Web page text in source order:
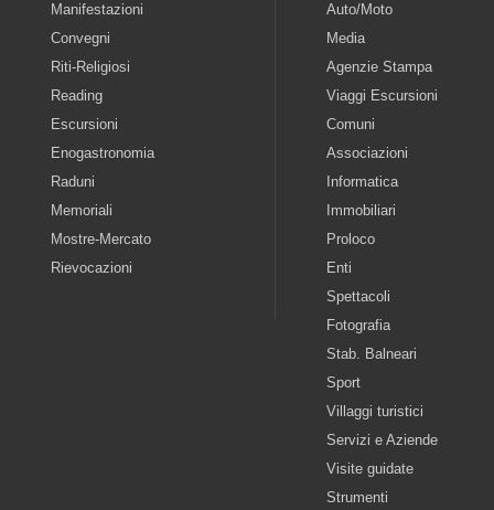
Manifestazioni
Convegni
Riti-Religiosi
Reading
Escursioni
Enogastronomia
Raduni
Memoriali
Mostre-Mercato
Rievocazioni
Auto/Moto
Media
Agenzie Stampa
Viaggi Escursioni
Comuni
Associazioni
Informatica
Immobiliari
Proloco
Enti
Spettacoli
Fotografia
Stab. Balneari
Sport
Villaggi turistici
Servizi e Aziende
Visite guidate
Strumenti